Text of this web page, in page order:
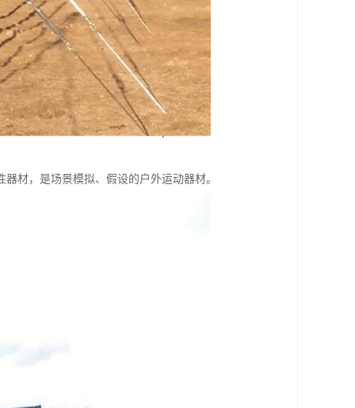
材，是场景模拟、假设的户外运动器材。